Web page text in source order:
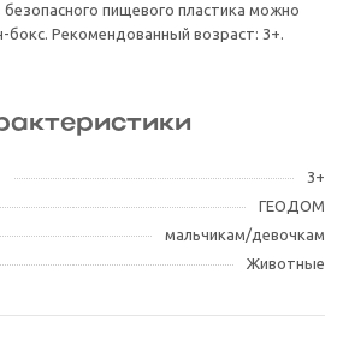
пищевого пластика можно
бокс. Рекомендованный возраст: 3+.
3+
ГЕОДОМ
мальчикам/девочкам
Животные